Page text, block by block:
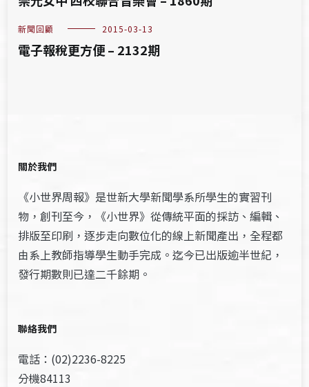
新聞回顧 2015-03-13
電子報稅更方便 – 2132期
關於我們
《小世界周報》是世新大學新聞學系所學生的實習刊
物，創刊至今，《小世界》從傳統平面的採訪、編輯、
排版至印刷，逐步走向數位化的線上新聞產出，全程都
由系上教師指導學生動手完成。迄今已出版逾半世紀，
發行期數則已達二千餘期。
聯絡我們
電話：(02)2236-8225
分機84113